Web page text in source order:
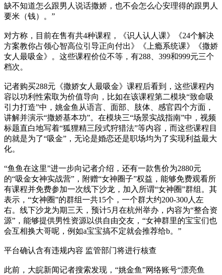
缺不知道怎么跟男人说话撒娇，也不会怎么心安理得的跟男人
要米（钱）。”
对方称，目前在售有共4种课程，《识人认人课》《24个解决
方案教你占领心智高位引导正向付出》《上瘾系统课》《撒娇
女人最吸金》。这些课程价位不等，有288、399和999元三个
档次。
记者购买288元《撒娇女人最吸金》课程后看到，这些课程内
容以功利性索取为价值导向，比如在该课程第二模块“致命吸
引力打造”中，姚金鱼从语言、面部、肢体、感官四个方面，
讲解并演示“撒娇基本功”。在模块三“场景实战指南”中，视频
标题直白地写着“狐狸精三段式狩猎法”等内容，而这些课程目
的就是为了“吸金”，无论是婚恋还是职场均为了实现利益最大
化。
“鱼鱼在这里”进一步向记者介绍，还有一款售价为2880元
的“吸金女神实战营”，附赠“女神圈子”权益，能够免费观看所
有课程并免费参加一次线下沙龙，加入所谓“女神圈”群组。其
表示，“女神圈”的群组一共15个，一个群大约200-300人左
右。线下沙龙为期三天，预计5月在杭州举办，内容为“整合资
源”，能够提供男性资源以供自由交友，“女神群里的宝宝们也
会互相换大哥呢，例如a宝宝搞不定就会推荐给b。”
平台确认含有违规内容 监管部门将进行核查
此前，大皖新闻记者搜索发现，“姚金鱼”网络账号“漂亮鱼